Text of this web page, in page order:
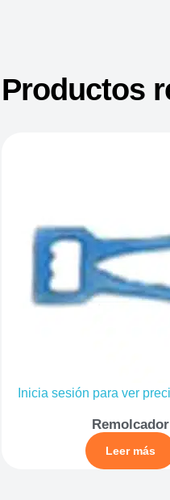
Productos
Inicia sesión para ver
Remolcador
Leer más